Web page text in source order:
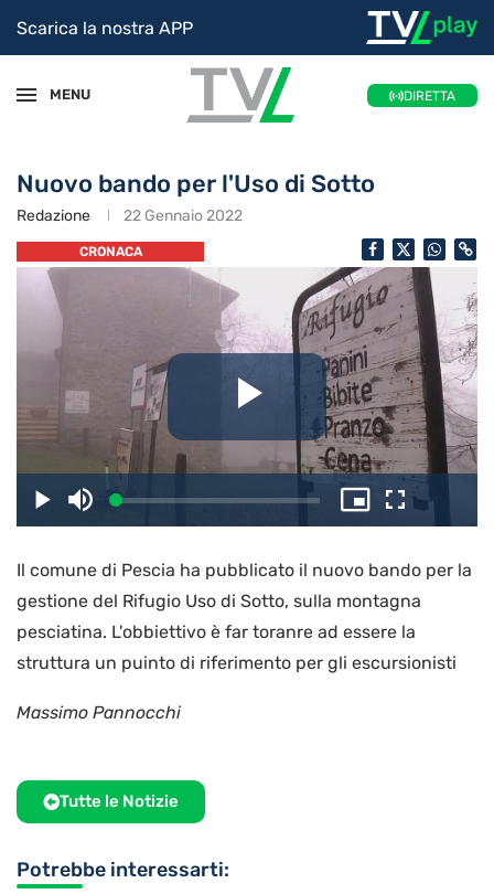
Scarica la nostra APP
MENU DIRETTA
Nuovo bando per l'Uso di Sotto
Redazione 22 Gennaio 2022
CRONACA
il
video
PlayDisattiva
l’audio
Caricato:
3.20%
Picture-
in-
Schermo
intero
Il comune di Pescia ha pubblicato il nuovo bando per la
gestione del Rifugio Uso di Sotto, sulla montagna
pesciatina. L'obbiettivo è far toranre ad essere la
struttura un puinto di riferimento per gli escursionisti
Massimo Pannocchi
Tutte le Notizie
Potrebbe interessarti: